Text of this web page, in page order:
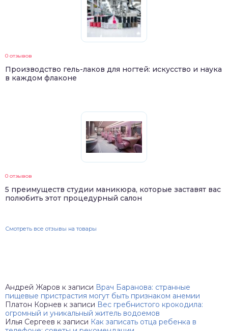
0 отзывов
Производство гель-лаков для ногтей: искусство и наука
в каждом флаконе
0 отзывов
5 преимуществ студии маникюра, которые заставят вас
полюбить этот процедурный салон
Смотреть все отзывы на товары
Андрей Жаров к записи Врач Баранова: странные
пищевые пристрастия могут быть признаком анемии
Платон Корнев к записи Вес гребнистого крокодила:
огромный и уникальный житель водоемов
Илья Сергеев к записи Как записать отца ребенка в